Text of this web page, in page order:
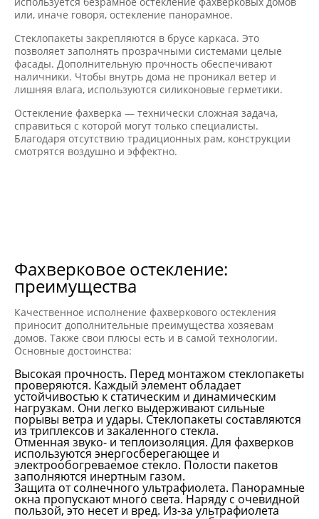
или, иначе говоря, остекление панорамное.
Стеклопакеты закрепляются в брусе каркаса. Это
позволяет заполнять прозрачными системами целые
фасады. Дополнительную прочность обеспечивают
наличники. Чтобы внутрь дома не проникал ветер и
лишняя влага, используются силиконовые герметики.
Остекление фахверка — технически сложная задача,
справиться с которой могут только специалисты.
Благодаря отсутствию традиционных рам, конструкции
смотрятся воздушно и эффектно.
Фахверковое остекление:
преимущества
Качественное исполнение фахверкового остекления
приносит дополнительные преимущества хозяевам
домов. Также свои плюсы есть и в самой технологии.
Основные достоинства:
Высокая прочность. Перед монтажом стеклопакеты
проверяются. Каждый элемент обладает
устойчивостью к статическим и динамическим
нагрузкам. Они легко выдерживают сильные
порывы ветра и удары. Стеклопакеты составляются
из триплексов и закаленного стекла.
Отменная звуко- и теплоизоляция. Для фахверков
используются энергосберегающее и
электрообогреваемое стекло. Полости пакетов
заполняются инертным газом.
Защита от солнечного ультрафиолета. Панорамные
окна пропускают много света. Наряду с очевидной
пользой, это несет и вред. Из-за ультрафиолета